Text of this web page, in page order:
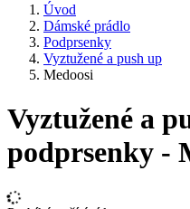
Úvod
Dámské prádlo
Podprsenky
Vyztužené a push up
Medoosi
Vyztužené a
podprsenky -